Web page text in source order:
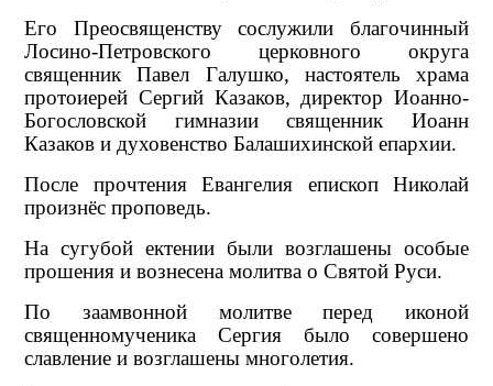
Его Преосвященству сослужили благочинный
Лосино-Петровского церковного округа
священник Павел Галушко, настоятель храма
протоиерей Сергий Казаков, директор Иоанно-
Богословской гимназии священник Иоанн
Казаков и духовенство Балашихинской епархии.
После прочтения Евангелия епископ Николай
произнёс проповедь.
На сугубой ектении были возглашены особые
прошения и вознесена молитва о Святой Руси.
По заамвонной молитве перед иконой
священномученика Сергия было совершено
славление и возглашены многолетия.